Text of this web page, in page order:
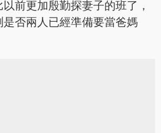
前更加殷勤探妻子的班了，
否兩人已經準備要當爸媽